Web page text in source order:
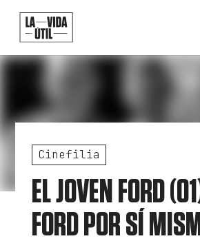
Cinefilia
EL JOVEN FORD
FORD POR SÍ